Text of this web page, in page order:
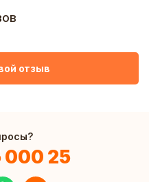
отзыв
000 25